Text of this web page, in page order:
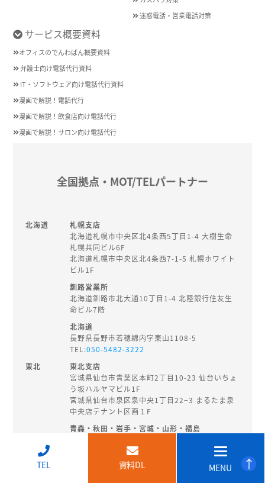
↑
迷惑電話・営業電話対策
サービス概要資料
オフィスのでんわばん概要資料
弁護士向け電話代行資料
IT・ソフトウェア向け電話代行資料
漫画で解説！電話代行
漫画で解説！飲食店向け電話代行
漫画で解説！サロン向け電話代行
全国拠点・MOT/TELパートナー
北海道
札幌支店
北海道札幌市中央区北4条西5丁目1-4 大樹生命
札幌共同ビル6F
北海道札幌市中央区北4条西7-1-5 札幌ホワイト
ビル1F
釧路営業所
北海道釧路市北大通10丁目1-4 北陸銀行住友生
命ビル7階
北海道
長野県長野市若穂綿内字東山1108-5
TEL:050-5482-3222
東北
東北支店
宮城県仙台市青葉区本町2丁目10-23 仙台いちょ
う坂ハルヤマビル1F
宮城県仙台市泉区泉中央1丁目22−3 まるたま泉
中央店テナント区画１F
青森・秋田・岩手・宮城・山形・福島
018-874-8202
北陸・
TEL 資料DL MENU